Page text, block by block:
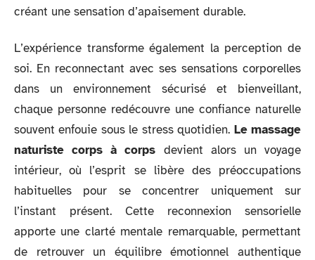
créant une sensation d’apaisement durable.
L’expérience transforme également la perception de
soi. En reconnectant avec ses sensations corporelles
dans un environnement sécurisé et bienveillant,
chaque personne redécouvre une confiance naturelle
souvent enfouie sous le stress quotidien. Le massage
naturiste corps à corps devient alors un voyage
intérieur, où l’esprit se libère des préoccupations
habituelles pour se concentrer uniquement sur
l’instant présent. Cette reconnexion sensorielle
apporte une clarté mentale remarquable, permettant
de retrouver un équilibre émotionnel authentique